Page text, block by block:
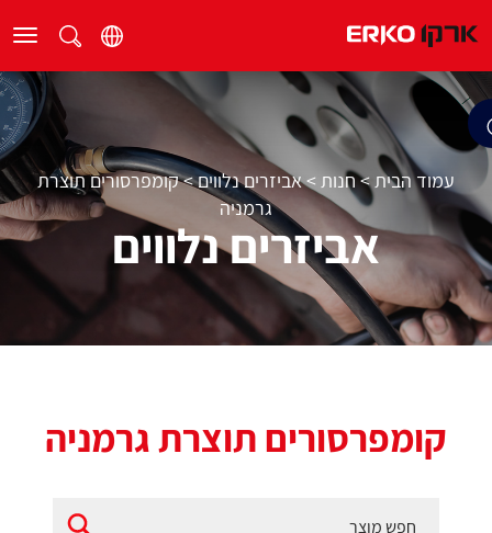
עמוד הבית>חנות >אביזרים נלווים>קומפרסורים תוצרת
גרמניה
אביזרים נלווים
קומפרסורים תוצרת גרמניה